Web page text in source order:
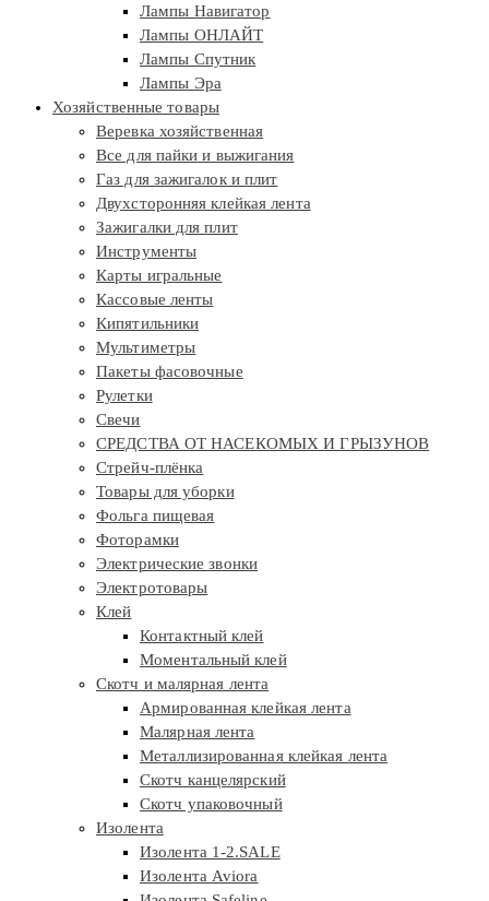
Лампы Навигатор
Лампы ОНЛАЙТ
Лампы Спутник
Лампы Эра
Хозяйственные товары
Веревка хозяйственная
Все для пайки и выжигания
Газ для зажигалок и плит
Двухсторонняя клейкая лента
Зажигалки для плит
Инструменты
Карты игральные
Кассовые ленты
Кипятильники
Мультиметры
Пакеты фасовочные
Рулетки
Свечи
СРЕДСТВА ОТ НАСЕКОМЫХ И ГРЫЗУНОВ
Стрейч-плёнка
Товары для уборки
Фольга пищевая
Фоторамки
Электрические звонки
Электротовары
Клей
Контактный клей
Моментальный клей
Скотч и малярная лента
Армированная клейкая лента
Малярная лента
Металлизированная клейкая лента
Скотч канцелярский
Скотч упаковочный
Изолента
Изолента 1-2.SALE
Изолента Aviora